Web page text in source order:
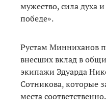
мужество, сила духа
победе».
Рустам Минниханов
внесших вклад в
экипажи Эдуарда
Сотникова, которые
места соответственно.